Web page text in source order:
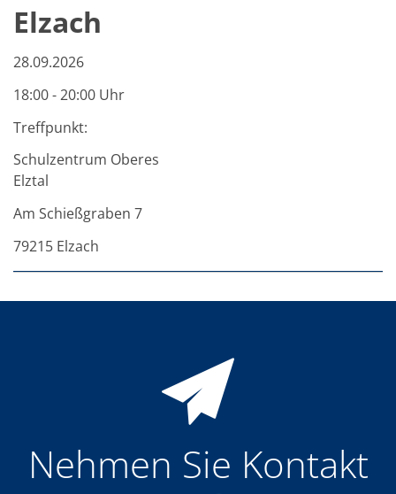
Elzach
28.09.2026
18:00 - 20:00 Uhr
Treffpunkt:
Schulzentrum Oberes
Elztal
Am Schießgraben 7
79215 Elzach
Nehmen Sie Kontakt